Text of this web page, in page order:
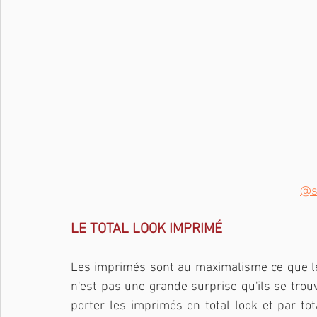
LE TOTAL LOOK IMPRIMÉ
Les imprimés sont au maximalisme ce
n'est pas une grande surprise qu'ils se
porter les imprimés en total look et par